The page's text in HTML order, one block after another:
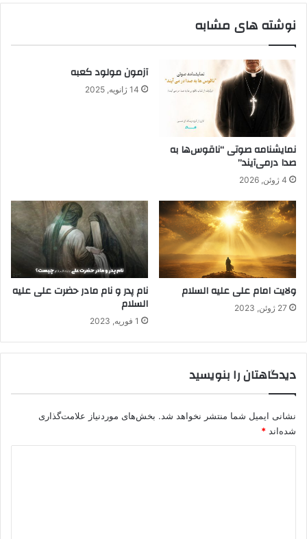
نوشته های مشابه
نمایشنامه صوتی “ناقوس‌ها به
صدا در‌می‌آیند”
4 ژوئن, 2026
آزمون مولود کعبه
14 ژانویه, 2025
ولایت امام علی علیه السلام
27 ژوئن, 2023
نام پدر و نام مادر حضرت علی علیه
السلام
1 فوریه, 2023
دیدگاهتان را بنویسید
نشانی ایمیل شما منتشر نخواهد شد. بخش‌های موردنیاز علامت‌گذاری
شده‌اند *